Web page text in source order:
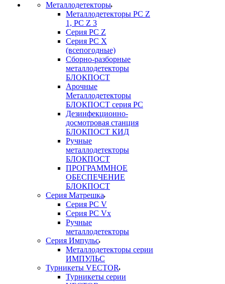
Металлодетекторы
Металлодетекторы РС Z
1, PC Z 3
Серия РС Z
Серия РС X
(всепогодные)
Сборно-разборные
металлодетекторы
БЛОКПОСТ
Арочные
Металлодетекторы
БЛОКПОСТ серия РС
Дезинфекционно-
досмотровая станция
БЛОКПОСТ КИД
Ручные
металлодетекторы
БЛОКПОСТ
ПРОГРАММНОЕ
ОБЕСПЕЧЕНИЕ
БЛОКПОСТ
Серия Матрешка
Серия PC V
Серия PC Vx
Ручные
металлодетекторы
Серия Импульс
Металлодетекторы серии
ИМПУЛЬС
Турникеты VECTOR
Турникеты серии